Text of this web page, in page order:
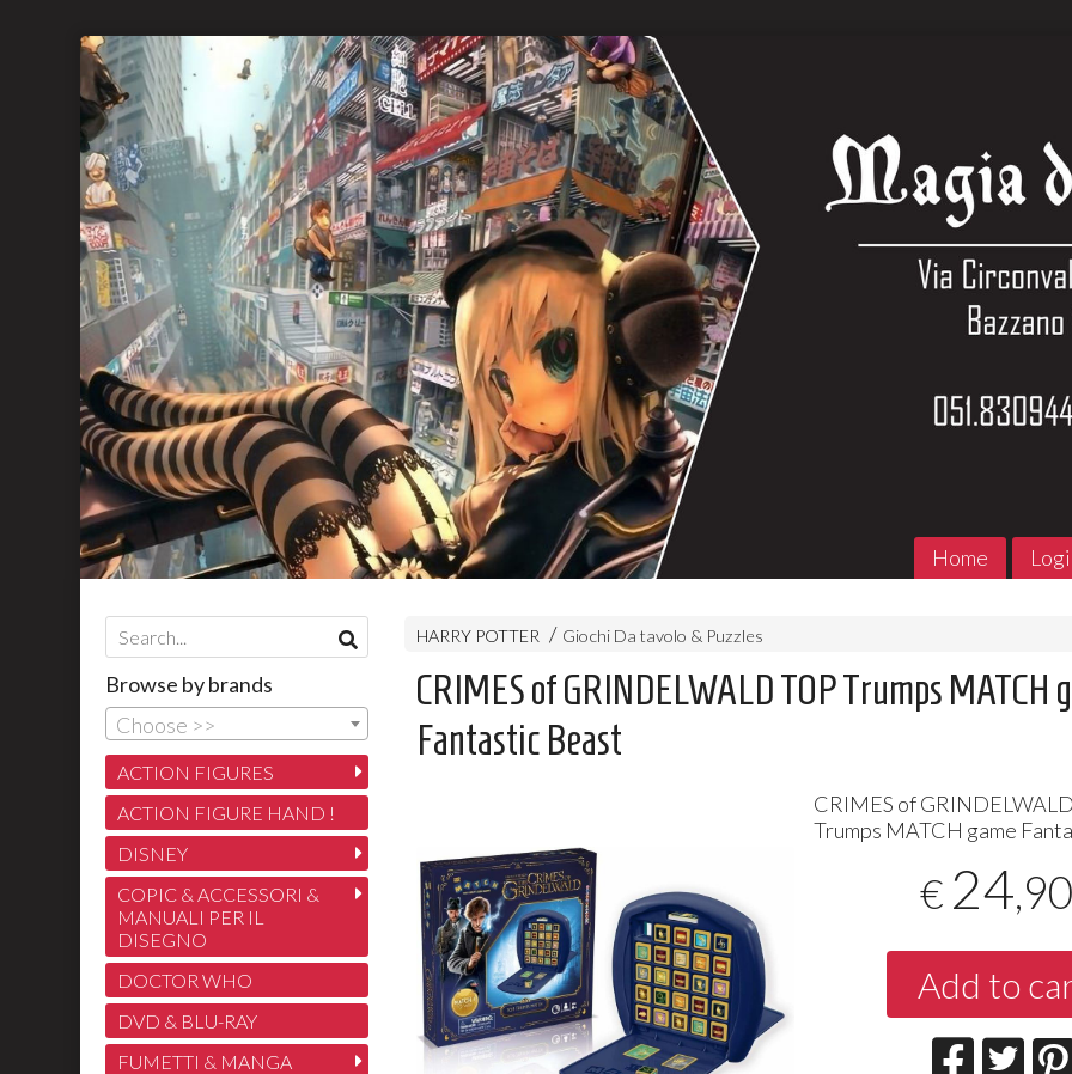
Home
HARRY POTTER Giochi Da tavolo & Puzzles
CRIMES of GRINDELWALD TOP Trumps MATCH
Fantastic Beast
CRIMES ofGRINDELWALD
Trumps MATCH game
€ 24,90
Add to
Browse by brands
Choose >>
ACTION FIGURES
ACTION FIGURE HAND !
DISNEY
COPIC & ACCESSORI &
MANUALI PER IL
DISEGNO
DOCTOR WHO
DVD & BLU-RAY
FUMETTI & MANGA
MADE in ABYSS 1- 11 Jpop
7
THE